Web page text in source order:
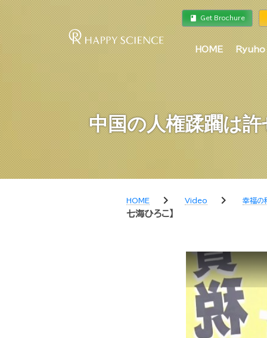
book Get Brochure
HOME
中国の人権蹂躙は
HOME chevron_right Video chevron_right 幸福の
七海ひろこ】